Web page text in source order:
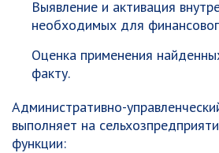
Выявление и активация
необходимых для
Оценка применения
факту.
Административно-
выполняет на
функции: